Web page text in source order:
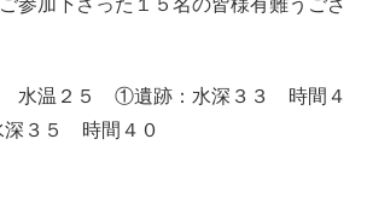
参加下さった１５名の皆様有難うござ
水温２５ ①遺跡：水深３３ 時間４
３５ 時間４０